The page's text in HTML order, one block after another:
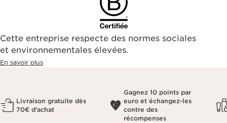
Cette entreprise respecte des normes sociales
et environnementales élevées.
En savoir plus
Livraison gratuite dès
70€ d'achat
Gagnez 10 points par
euro et échangez-les
contre des
récompenses